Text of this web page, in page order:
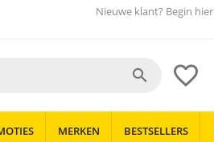
Nieuwe klant? Begin hier


MERKEN BESTSELLERS